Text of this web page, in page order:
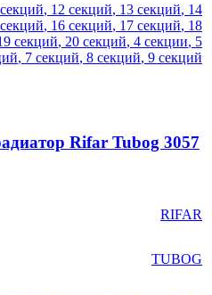
, 12 секций, 13 секций, 14
, 16 секций, 17 секций, 18
секций, 20 секций, 4 секции, 5
, 7 секций, 8 секций, 9 секций
Rifar Tubog 3057
RIFAR
TUBOG